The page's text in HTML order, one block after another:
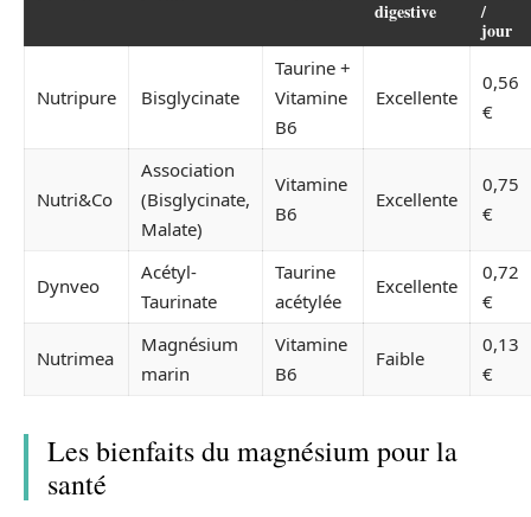
digestive /
jour
Nutripure Bisglycinate
Taurine +
Vitamine
B6
Excellente
0,56
€
Nutri&Co
Association
(Bisglycinate,
Malate)
Vitamine
B6
Excellente
0,75
€
Dynveo
Acétyl-
Taurinate
Taurine
acétylée
Excellente
0,72
€
Nutrimea
Magnésium
marin
Vitamine
B6
Faible
0,13
€
Les bienfaits du magnésium pour la
santé